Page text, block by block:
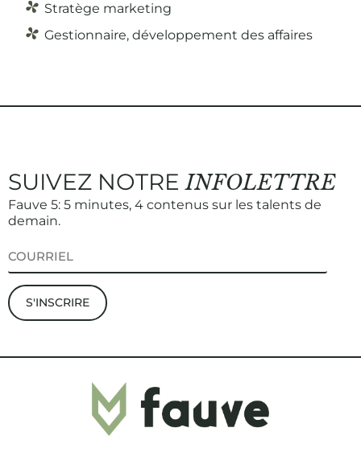
Stratège marketing
Gestionnaire, développement des affaires
SUIVEZ NOTREINFOLETTRE
Fauve 5: 5 minutes, 4 contenus sur les talents de
demain.